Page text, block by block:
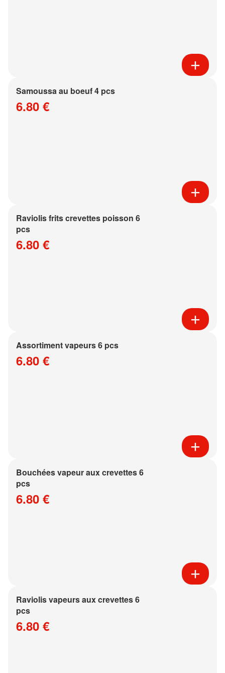
Samoussa au boeuf 4 pcs
6.80 €
Raviolis frits crevettes poisson 6
pcs
6.80 €
Assortiment vapeurs 6 pcs
6.80 €
Bouchées vapeur aux crevettes 6
pcs
6.80 €
Raviolis vapeurs aux crevettes 6
pcs
6.80 €